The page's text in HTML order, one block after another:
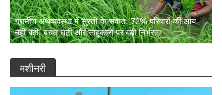
ग्रामीण अर्थव्यवस्था में सुस्ती के संकेत: 72% परिवारों की आय
नहीं बढ़ी, बचत घटी और साहूकारों पर बढ़ी निर्भरता
मशीनरी